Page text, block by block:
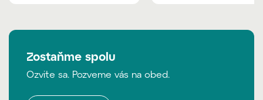
Zostaňme spolu
Ozvite sa. Pozveme vás na obed.